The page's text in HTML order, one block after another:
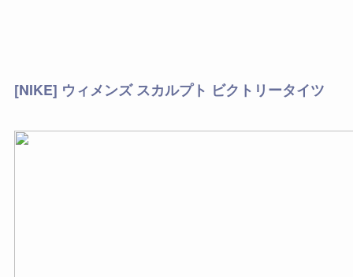
[NIKE] ウィメンズ スカルプト ビクトリータイツ